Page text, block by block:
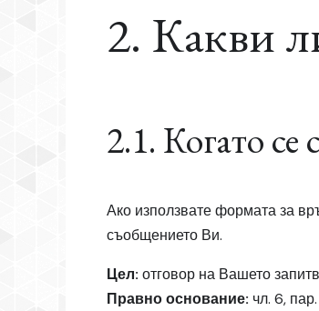
2. Какви
2.1. Когато се
Ако използвате формата за
съобщението Ви.
Цел: отговор на Вашето
Правно основание: чл. 6,